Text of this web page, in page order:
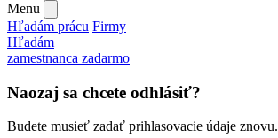
Menu
Hľadám prácu Firmy
Hľadám
zamestnanca zadarmo
Naozaj sa chcete odhlásiť?
Budete musieť zadať prihlasovacie údaje znovu.